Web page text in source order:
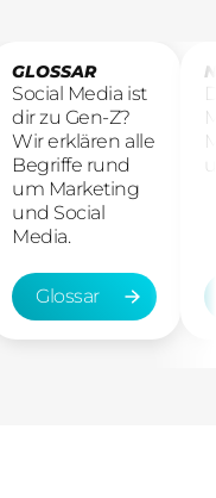
GLOSSAR
Social Media ist
dir zu Gen-Z?
Wir erklären alle
Begriffe rund
um Marketing
und Social
Media.
Glossar
Glossar